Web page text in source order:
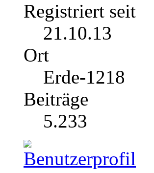
Registriert seit
21.10.13
Ort
Erde-1218
Beiträge
5.233